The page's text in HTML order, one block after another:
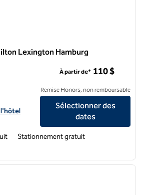
Lexington Hamburg
Home2 Suites by Hilton Lexington
l'hôtel
À partir de* 110 $
Remise Honors, non remboursable
Sélectionner des
dates
Stationnement gratuit